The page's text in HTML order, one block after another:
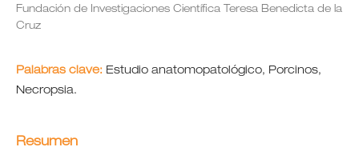
Fundación de Investigaciones Científica Teresa Benedicta de la
Cruz
Palabras clave: Estudio anatomopatológico, Porcinos,
Necropsia.
Resumen